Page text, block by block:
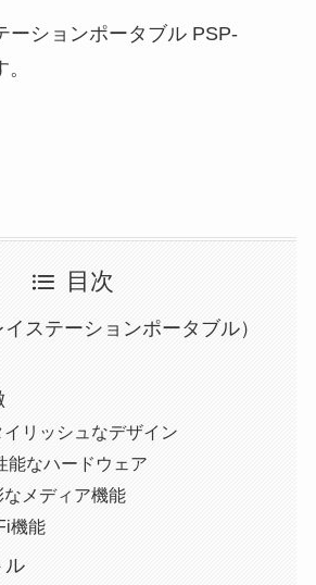
ーションポータブル PSP-
目次
ステーションポータブル）
イリッシュなデザイン
能なハードウェア
なメディア機能
機能
ル